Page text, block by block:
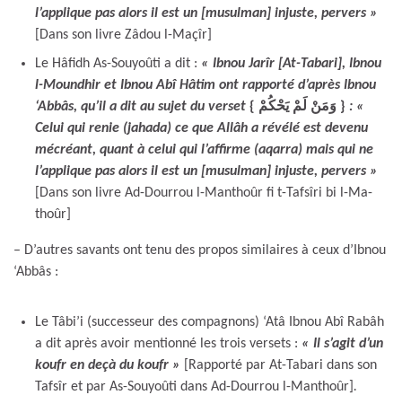
l’applique pas alors il est un [musulman] injuste, pervers »
[Dans son livre Zâdou l-Maçîr]
Le Hâfidh As-Souyoûti a dit : « Ibnou Jarîr [At-Tabari], Ibnou
l-Moundhir et Ibnou Abî Hâtim ont rapporté d’après Ibnou
‘Abbâs, qu’il a dit au sujet du verset
{ وَمَنْ لَمْ يَحْكُمْ } : «
Celui qui renie (jahada) ce que Allâh a révélé est devenu
mécréant, quant à celui qui l’affirme (aqarra) mais qui ne
l’applique pas alors il est un [musulman] injuste, pervers »
[Dans son livre Ad-Dourrou l-Manthoûr fi t-Tafsîri bi l-Ma-
thoûr]
– D’autres savants ont tenu des propos similaires à ceux d’Ibnou
‘Abbâs :
Le Tâbi’i (successeur des compagnons) ‘Atâ Ibnou Abî Rabâh
a dit après avoir mentionné les trois versets : « Il s’agit d’un
koufr en deçà du koufr »
[Rapporté par At-Tabari dans son
Tafsîr et par As-Souyoûti dans Ad-Dourrou l-Manthoûr] .